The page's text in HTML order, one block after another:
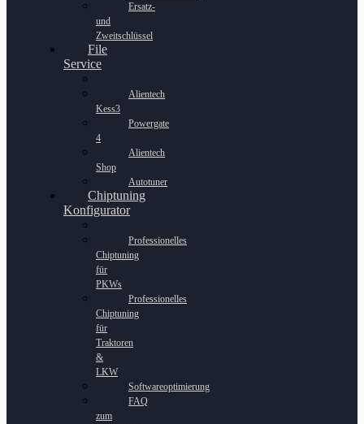
Ersatz-
und
Zweitschlüssel
File
Service
Alientech
Kess3
Powergate
4
Alientech
Shop
Autotuner
Chiptuning
Konfigurator
Professionelles
Chiptuning
für
PKWs
Professionelles
Chiptuning
für
Traktoren
&
LKW
Softwareoptimierung
FAQ
zum